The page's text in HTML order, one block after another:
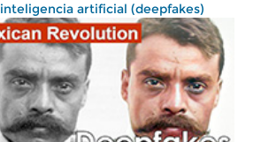
inteligencia artificial (deepfakes)